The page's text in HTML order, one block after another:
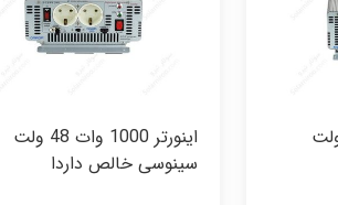
3000 وات 48 ولت
اینورتر 1000 وات 48 ولت
سینوسی خالص داردا